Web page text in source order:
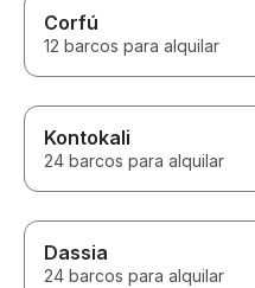
Corfú
12 barcos para alquilar
Kontokali
24 barcos para alquilar
Dassia
24 barcos para alquilar